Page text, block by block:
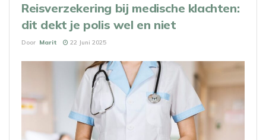
Reisverzekering bij medische klachten:
dit dekt je polis wel en niet
Door Marit 22 Juni 2025